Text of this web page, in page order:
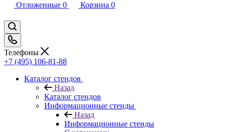
Отложенные 0 Корзина 0
Телефоны
+7 (495) 106-81-88
Каталог стендов
Назад
Каталог стендов
Информационные стенды
Назад
Информационные стенды